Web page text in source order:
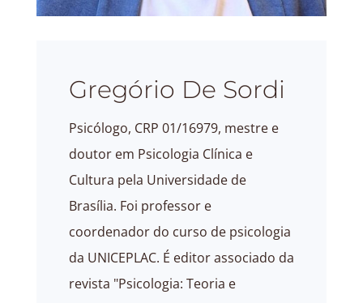
Gregório De Sordi
Psicólogo, CRP 01/16979, mestre e
doutor em Psicologia Clínica e
Cultura pela Universidade de
Brasília. Foi professor e
coordenador do curso de psicologia
da UNICEPLAC. É editor associado da
revista "Psicologia: Teoria e